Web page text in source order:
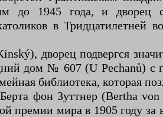
до 1945 года, и дворец
в
дворец подвергся
дом № 607 (U Pechanů) с
библиотека, которая
фон Зуттнер (Bertha
премии мира в 1905 году